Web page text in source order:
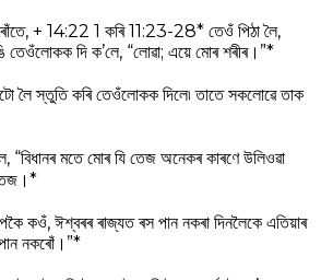
+ 14:22 1 কৰি 11:23-28* তেওঁ পিঠা লৈ,
তেওঁলোকক দি ক’লে, “লোৱা; এয়ে মোৰ শৰীৰ।”*
লৈ স্তুতি কৰি তেওঁলোকক দিলে৷ তাতে সকলোৱে তাক
মতে মোৰ যি তেজ অনেকৰ কাৰণে উলিওৱা
কওঁ, ঈশ্বৰৰ ৰাজ্যত ৰস পান নকৰা দিনলৈকে এতিয়াৰ
পান নকৰোঁ।”*